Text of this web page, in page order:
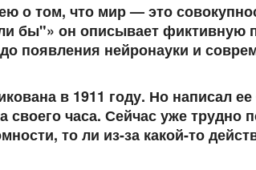
о том, что мир — это
бы"» он описывает фиктивную
появления нейронауки и
в 1911 году. Но написал
часа. Сейчас уже трудно
то ли из-за какой-то